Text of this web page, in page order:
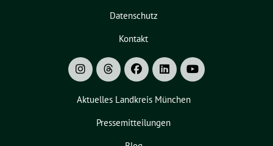
Datenschutz
Kontakt
Aktuelles Landkreis München
Pressemitteilungen